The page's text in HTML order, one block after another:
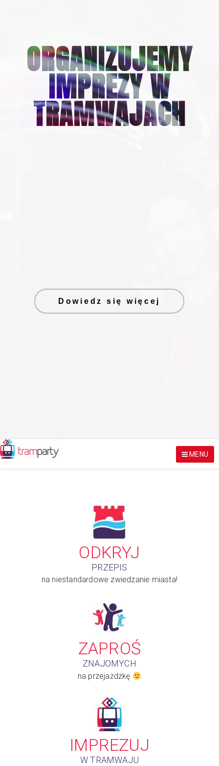
ORGANIZUJEMY
IMPREZY W
TRAMWAJACH
Dowiedz się więcej
MENU
ODKRYJ
PRZEPIS
na niestandardowe zwiedzanie miasta!
ZAPROŚ
ZNAJOMYCH
na przejażdżkę
IMPREZUJ
W TRAMWAJU